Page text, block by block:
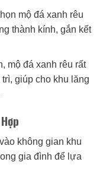
mộ đá xanh rêu
thành kính, gắn kết
mộ đá xanh rêu rất
giúp cho khu lăng
không gian khu
gia đình để lựa